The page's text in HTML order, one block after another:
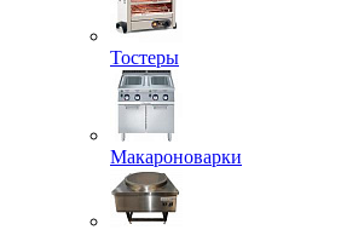
Тостеры
Макароноварки